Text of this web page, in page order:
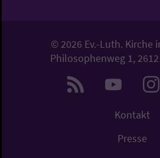
© 2026 Ev.-Luth. Kirche
Philosophenweg 1,
Kontakt
Presse